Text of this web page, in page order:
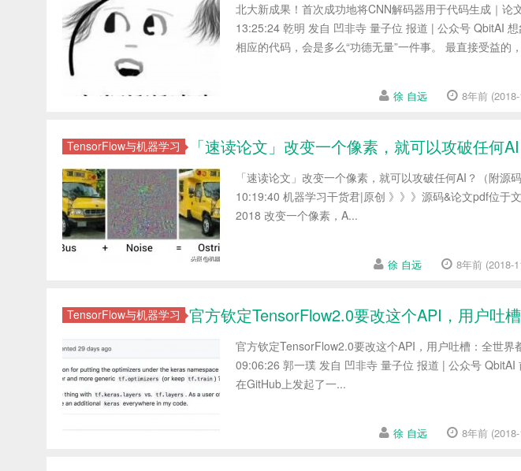
北大新成果！首次成功地将CNN解码器用于代码生成｜论
13:25:24 乾明 发自 凹非寺 量子位 报道 | 公众号 QbitAI
相应的代码，会是多么“功德无量”一件事。 最直接受益的
徐 自远 8年前
TensorFlow与机器学习 「速读论文」改变一个像素，就可以攻破任何
「速读论文」改变一个像素，就可以攻破任何AI？（附
10:19:40 机器学习干货君|原创 》》》源码&论文pdf位于
2018 改变一个像素，A...
徐 自远 8年前 (2018-
TensorFlow与机器学习 官方钦定TensorFlow2.0要改这个API，用户吐
官方钦定TensorFlow2.0要改这个API，用户吐槽：全世
09:06:26 郭一璞 发自 凹非寺 量子位 报道 | 公众号
在GitHub上发起了一...
徐 自远 8年前